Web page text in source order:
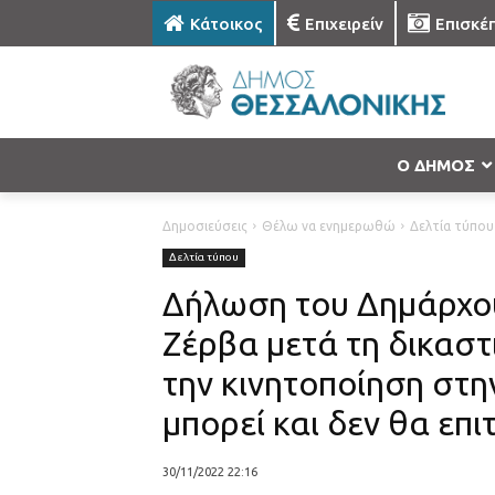
Κάτοικος Επιχειρείν
Ο ΔΗΜΟΣ
Δημοσιεύσεις Θέλω να ενημερωθώ Δελτία τύπου
Δελτία τύπου
Δήλωση του
Ζέρβα μετά τη
την κινητοποίηση
μπορεί και δεν θα
30/11/2022 22:16